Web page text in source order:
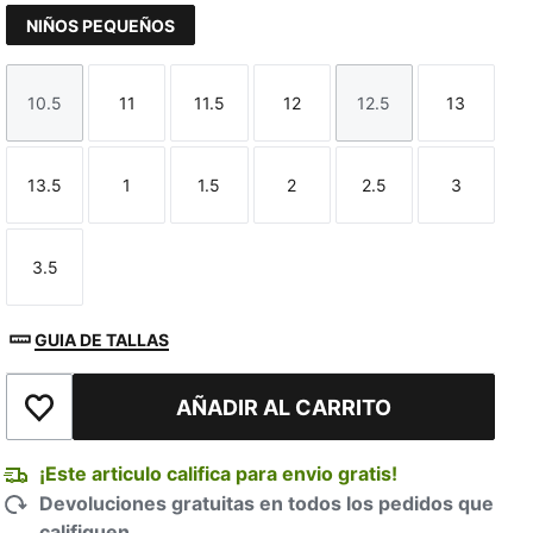
NIÑOS PEQUEÑOS
Talla
10.5
Talla
11
Talla
11.5
Talla
12
Talla
12.5
Talla
13
Talla
13.5
Talla
1
Talla
1.5
Talla
2
Talla
2.5
Talla
3
Talla
3.5
GUIA DE TALLAS
Añadir a la lista de deseosAÑADIR AL CARRITO
¡Este articulo califica para envio gratis!
Devoluciones gratuitas en todos los pedidos que